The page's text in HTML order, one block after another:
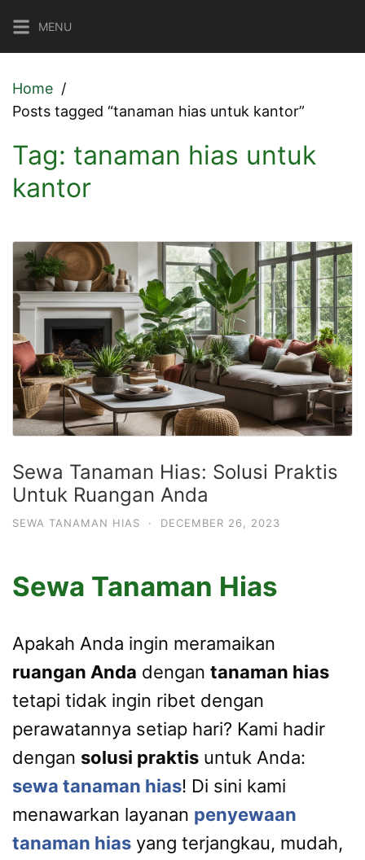
to
MENU
Home
Posts tagged “tanaman hias untuk kantor”
Tag: tanaman hias untuk
kantor
Sewa Tanaman Hias: Solusi Praktis
Untuk Ruangan Anda
SEWA TANAMAN HIAS · DECEMBER 26, 2023
Sewa Tanaman Hias
Apakah Anda ingin meramaikan
ruangan Anda dengan tanaman hias
tetapi tidak ingin ribet dengan
perawatannya setiap hari? Kami hadir
dengan solusi praktis untuk Anda:
sewa tanaman hias! Di sini kami
menawarkan layanan penyewaan
tanaman hias yang terjangkau, mudah,